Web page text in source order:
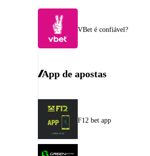
VBet é confiável?
App de apostas
F12 bet app